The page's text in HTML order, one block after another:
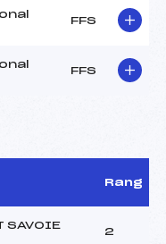
FFS
FFS
Rang
SAVOIE
2